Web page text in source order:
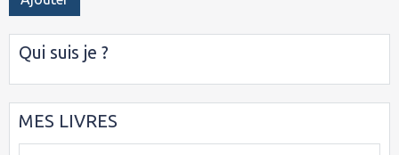
Qui suis je ?
MES LIVRES